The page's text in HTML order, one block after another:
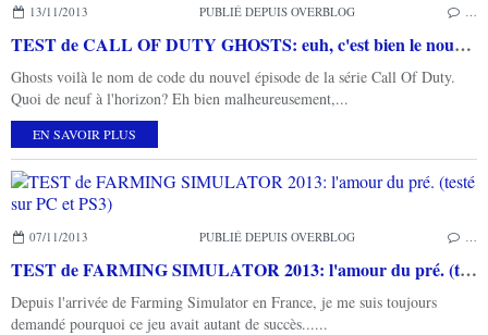
13/11/2013 PUBLIÉ DEPUIS OVERBLOG …
TEST de CALL OF DUTY GHOSTS: euh, c'est bien le nouveau?... (testé sur XBOX 360 + XBOX ONE)
Ghosts voilà le nom de code du nouvel épisode de la série Call Of Duty.
Quoi de neuf à l'horizon? Eh bien malheureusement,...
EN SAVOIR PLUS
07/11/2013 PUBLIÉ DEPUIS OVERBLOG …
TEST de FARMING SIMULATOR 2013: l'amour du pré. (testé sur PC et PS3)
Depuis l'arrivée de Farming Simulator en France, je me suis toujours
demandé pourquoi ce jeu avait autant de succès......